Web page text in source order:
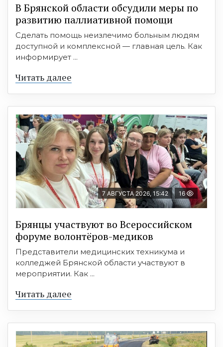
В Брянской области обсудили меры по
развитию паллиативной помощи
Сделать помощь неизлечимо больным людям
доступной и комплексной — главная цель. Как
информирует ...
Читать далее
7 АВГУСТА 2026, 15:42 16
Брянцы участвуют во Всероссийском
форуме волонтёров-медиков
Представители медицинских техникума и
колледжей Брянской области участвуют в
мероприятии. Как ...
Читать далее